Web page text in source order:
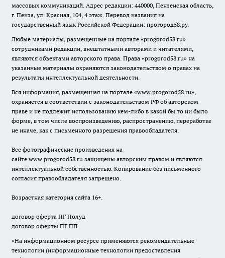
массовых коммуникаций. Адрес редакции: 440000, Пензенская область,
г. Пенза, ул. Красная, 104, 4 этаж. Перевод названия на
государственный язык Российской Федерации: прогород58.ру.
Любые материалы, размещенные на портале «progorod58.ru»
сотрудниками редакции, внештатными авторами и читателями,
являются объектами авторского права. Права «progorod58.ru» на
указанные материалы охраняются законодательством о правах на
результаты интеллектуальной деятельности.
Вся информация, размещенная на портале «www.progorod58.ru»,
охраняется в соответствии с законодательством РФ об авторском
праве и не подлежит использованию кем-либо в какой бы то ни было
форме, в том числе воспроизведению, распространению, переработке
не иначе, как с письменного разрешения правообладателя.
Все фотографические произведения на
сайте www.progorod58.ru защищены авторским правом и являются
интеллектуальной собственностью. Копирование без письменного
согласия правообладателя запрещено.
Возрастная категория сайта 16+.
договор оферта ПГ Полуд
договор оферты ПГ ПП
«На информационном ресурсе применяются рекомендательные
технологии (информационные технологии предоставления